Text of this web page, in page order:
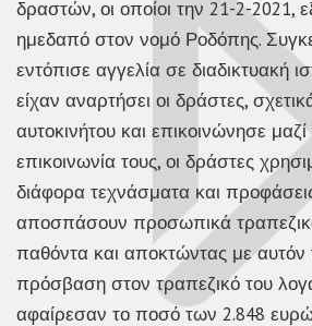
δραστών, οι οποίοι την 21-2-2021,
ημεδαπό στον νομό Ροδόπης.
εντόπισε αγγελία σε διαδικτυακή
είχαν αναρτήσει οι δράστες,
αυτοκινήτου και επικοινώνησε
επικοινωνία τους, οι δράστες
διάφορα τεχνάσματα και
αποσπάσουν προσωπικά
παθόντα και αποκτώντας με αυτόν
πρόσβαση στον τραπεζικό του
αφαίρεσαν το ποσό των 2.848